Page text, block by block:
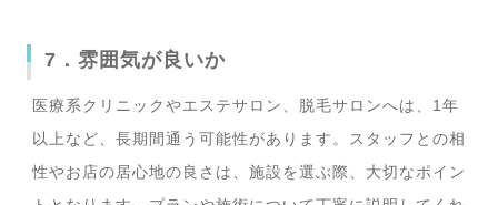
7．雰囲気が良いか
医療系クリニックやエステサロン、脱毛サロンへは、1年
以上など、長期間通う可能性があります。スタッフとの相
性やお店の居心地の良さは、施設を選ぶ際、大切なポイン